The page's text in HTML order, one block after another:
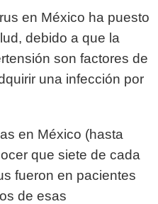
en México ha puesto
debido a que la
son factores de
una infección por
en México (hasta
que siete de cada
fueron en pacientes
de esas